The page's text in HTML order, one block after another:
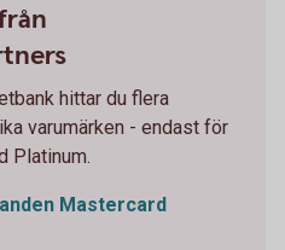
hittar du flera
varumärken - endast för
Platinum.
Mastercard